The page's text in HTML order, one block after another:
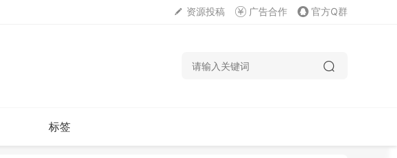
资源投稿 广告合作 官方Q群
标签